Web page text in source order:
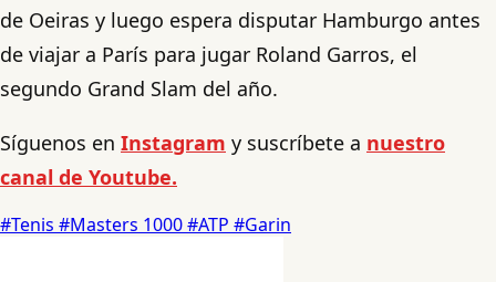
de Oeiras y luego espera disputar Hamburgo antes
de viajar a París para jugar Roland Garros, el
segundo Grand Slam del año.
Síguenos en Instagram y suscríbete a nuestro
canal de Youtube.
#Tenis #Masters 1000#ATP #Garin